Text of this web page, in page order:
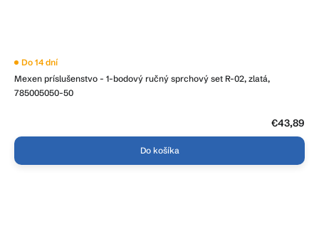
Mexen príslušenstvo - 1-bodový ručný sprchový set R-02, zlatá,
785005050-50
Do 14 dní
€43,89
Do košíka